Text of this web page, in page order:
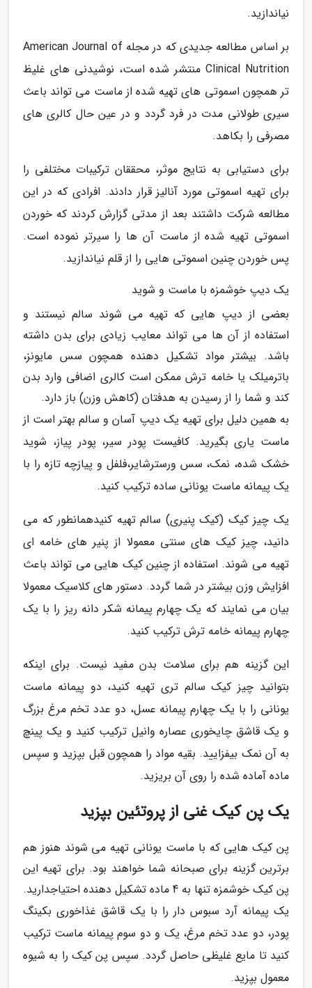
نیاندازید.
بر اساس مطالعه جدیدی که در مجله American Journal of
Clinical Nutrition منتشر شده است، نوشیدنی های غلیظ
تر همچون اسموتی های تهیه شده از ماست می تواند باعث
سیری طولانی مدت در فرد گردد و در عین حال کالری های
مصرفی را بکاهد.
برای دستیابی به نتایج موثر، محققان ترکیبات مختلفی را
برای تهیه اسموتی مورد آنالیز قرار دادند. افرادی که در این
مطالعه شرکت داشتند بعد از مدتی گزارش کردند که خوردن
اسموتی تهیه شده از ماست آن ها را سیرتر نموده است.
پس خوردن چنین اسموتی هایی را از قلم نیاندازید.
یک دیپ خوشمزه با ماست و شوید
بعضی از دیپ هایی که تهیه می شوند سالم نیستند و
استفاده از آن ها می تواند معایب زیادی برای بدن داشته
باشد. بیشتر مواد تشکیل دهنده همچون سس مایونز،
باترمیلک یا خامه ترش ممکن است کالری اضافی وارد بدن
کند و شما را از رسیدن به هدفتان (کاهش وزن) باز دارد.
به همین دلیل برای تهیه یک دیپ آسان و سالم بهتر است از
ماست یاری بگیرید. کافیست پودر سیر، پودر پیاز، شوید
خشک شده، نمک، سس ورسترشایر،فلفل و پیازچه تازه را با
یک پیمانه ماست یونانی ساده ترکیب کنید.
یک چیز کیک (کیک پنیری) سالم تهیه کنیدهمانطور که می
دانید، چیز کیک های سنتی معمولا از پنیر های خامه ای
تهیه می شوند. استفاده از چنین کیک هایی می تواند باعث
افزایش وزن بیشتر در شما گردد. دستور های کلاسیک معمولا
بیان می نمایند که یک چهارم پیمانه شکر دانه ریز را با یک
چهارم پیمانه خامه ترش ترکیب کنید.
این گزینه هم برای سلامت بدن مفید نیست. برای اینکه
بتوانید چیز کیک سالم تری تهیه کنید، دو پیمانه ماست
یونانی را با یک چهارم پیمانه عسل، دو عدد تخم مرغ بزرگ
و یک قاشق چایخوری عصاره وانیل ترکیب کنید و یک پینچ
به آن نمک بیفزایید. بقیه مواد را همچون قبل بپزید و سپس
ماده آماده شده را روی آن بریزید.
یک پن کیک غنی از پروتئین بپزید
پن کیک هایی که با ماست یونانی تهیه می شوند هنوز هم
برترین گزینه برای صبحانه شما خواهند بود. برای تهیه این
پن کیک خوشمزه تنها به 4 ماده تشکیل دهنده احتیاجدارید.
یک پیمانه آرد سبوس دار را با یک قاشق غذاخوری بکینگ
پودر، دو عدد تخم مرغ، یک و دو سوم پیمانه ماست ترکیب
کنید تا مایع غلیظی حاصل گردد. سپس پن کیک را به شیوه
معمول بپزید.